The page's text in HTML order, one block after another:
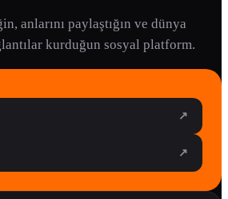
anlarını paylaştığın ve dünya
kurduğun sosyal platform.
↗
↗